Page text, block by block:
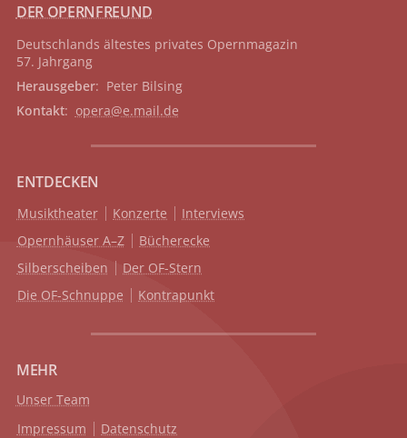
DER OPERNFREUND
Deutschlands ältestes privates Opernmagazin
57. Jahrgang
Herausgeber: Peter Bilsing
Kontakt: opera@e.mail.de
ENTDECKEN
Musiktheater Konzerte
Interviews
Opernhäuser A–Z
Bücherecke
Silberscheiben
Der OF-Stern
Die OF-Schnuppe
Kontrapunkt
MEHR
Unser Team
Impressum
Datenschutz